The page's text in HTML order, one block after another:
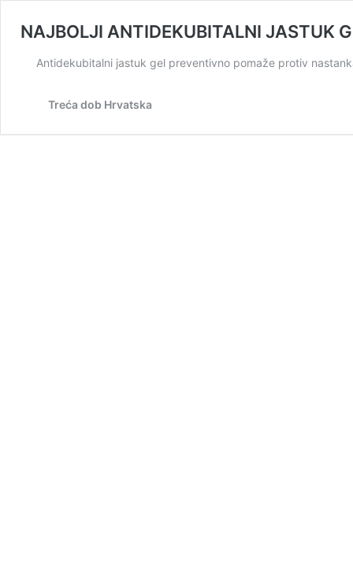
NAJBOLJI ANTIDEKUBITALNI JASTUK
Antidekubitalni jastuk gel preventivno pomaže protiv
Treća dob Hrvatska